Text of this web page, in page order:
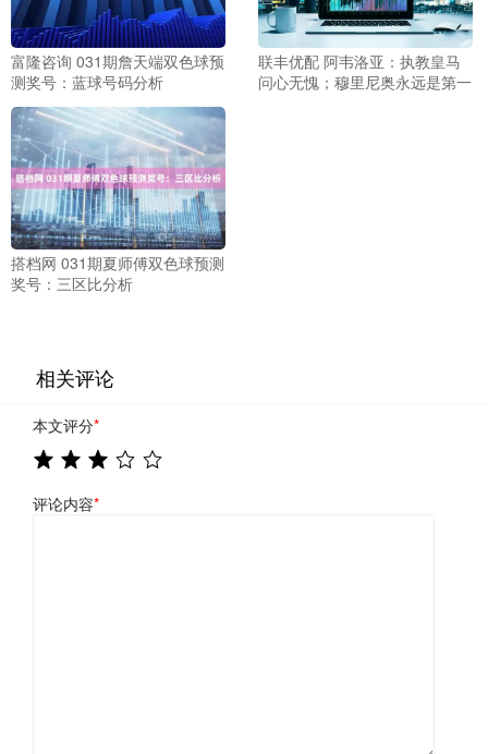
富隆咨询 031期詹天端双色球预
测奖号：蓝球号码分析
联丰优配 阿韦洛亚：执教皇马
问心无愧；穆里尼奥永远是第一
搭档网 031期夏师傅双色球预测
奖号：三区比分析
相关评论
本文评分*
评论内容*